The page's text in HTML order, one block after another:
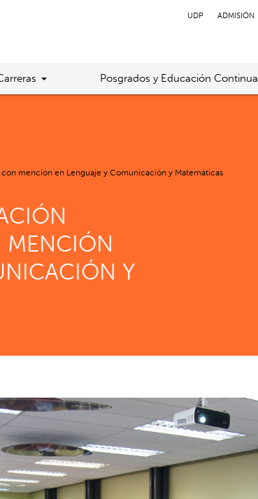
UDP ADMISIÓN
Posgrados y Educación Continua
mención en Lenguaje y Comunicación y Matemáticas
MENCIÓN
Y